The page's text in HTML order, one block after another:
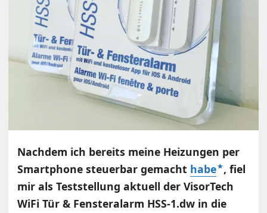
Nachdem ich bereits meine Heizungen per
Smartphone steuerbar gemacht habe , fiel
mir als Teststellung aktuell der VisorTech
WiFi Tür & Fensteralarm HSS-1.dw in die